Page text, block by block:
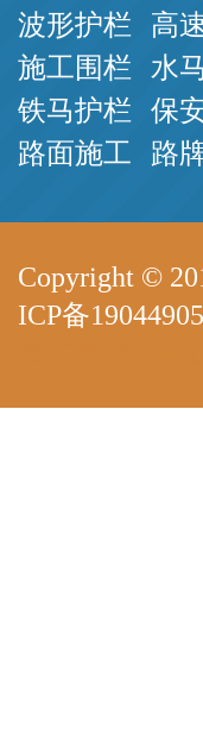
波形护栏
施工围栏
铁马护栏
路面施工
高
水
保
路
Copyright ©
ICP备